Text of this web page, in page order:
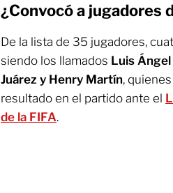
¿Convocó a jugadores
De la lista de 35 jugadores,
siendo los llamados Luis Ángel
Juárez y Henry Martín,
resultado en el partido ante el
de la FIFA.